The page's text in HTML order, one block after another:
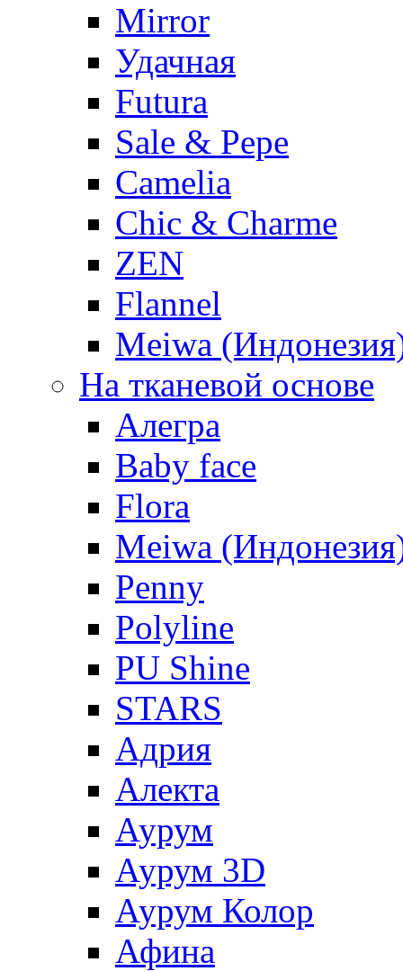
Mirror
Удачная
Futura
Sale & Pepe
Camelia
Chic & Charme
ZEN
Flannel
Meiwa
На тканевой основе
Алегра
Baby face
Flora
Meiwa
Penny
Polyline
PU Shine
STARS
Адрия
Алекта
Аурум
Аурум 3D
Аурум Колор
Афина